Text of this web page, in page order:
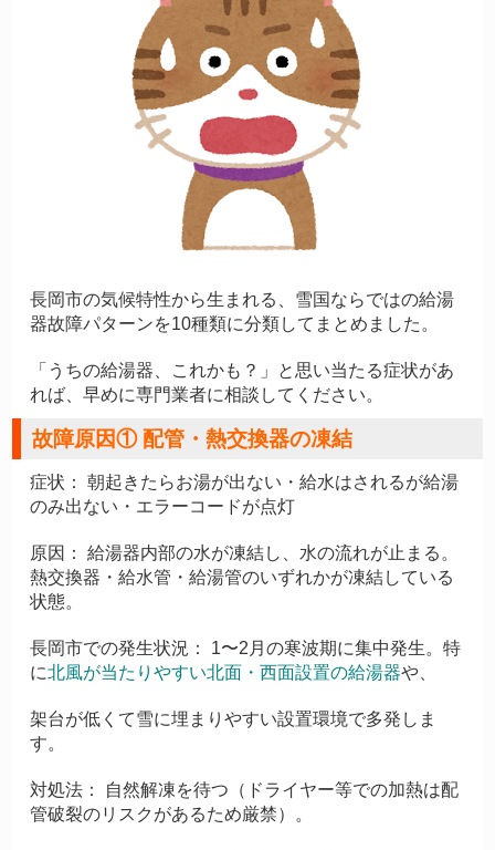
長岡市の気候特性から生まれる、雪国ならではの給湯
器故障パターンを10種類に分類してまとめました。
「うちの給湯器、これかも？」と思い当たる症状があ
れば、早めに専門業者に相談してください。
故障原因① 配管・熱交換器の凍結
症状：
朝起きたらお湯が出ない・給水はされるが給湯
のみ出ない・エラーコードが点灯
原因：
給湯器内部の水が凍結し、水の流れが止まる。
熱交換器・給水管・給湯管のいずれかが凍結している
状態。
長岡市での発生状況：
1〜2月の寒波期に集中発生。特
に北風が当たりやすい北面・西面設置の給湯器や、
架台が低くて雪に埋まりやすい設置環境で多発しま
す。
対処法：
自然解凍を待つ（ドライヤー等での加熱は配
管破裂のリスクがあるため厳禁）。